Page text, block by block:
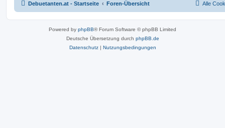
Debuetanten.at - Startseite Foren-Übersicht Alle
Powered by phpBB® Forum Software © phpBB Limited
Deutsche Übersetzung durch phpBB.de
Datenschutz| Nutzungsbedingungen